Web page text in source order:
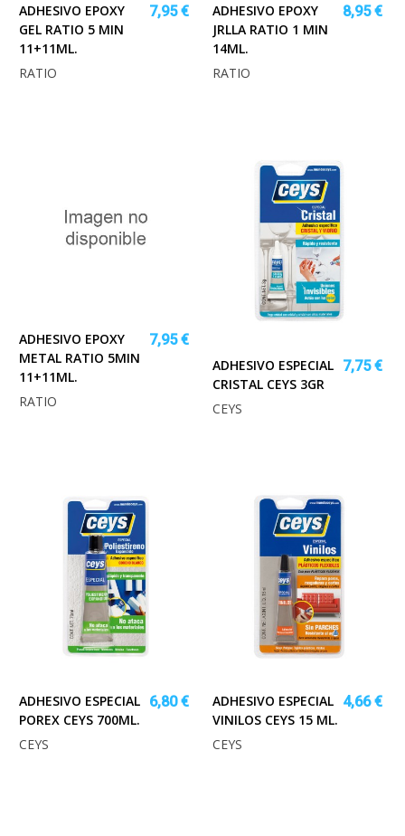
ADHESIVO EPOXY
GEL RATIO 5 MIN
11+11ML.
7,95 €
RATIO
ADHESIVO EPOXY
JRLLA RATIO 1 MIN
14ML.
8,95 €
RATIO
ADHESIVO EPOXY
METAL RATIO 5MIN
11+11ML.
7,95 €
RATIO
ADHESIVO ESPECIAL
CRISTAL CEYS 3GR
7,75 €
CEYS
ADHESIVO ESPECIAL
POREX CEYS 700ML.
6,80 €
CEYS
ADHESIVO ESPECIAL
VINILOS CEYS 15 ML.
4,66 €
CEYS